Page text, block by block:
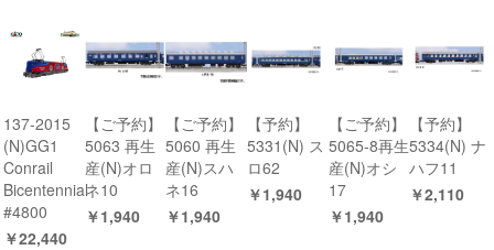
137-2015
(N)GG1
Conrail
Bicentennial
#4800
￥22,440
【ご予約】
5063 再生
産(N)オロ
ネ10
￥1,940
【ご予約】
5060 再生
産(N)スハ
ネ16
￥1,940
【予約】
5331(N) ス
ロ62
￥1,940
【ご予約】
5065-8再生
産(N)オシ
17
￥1,940
【予約】
5334(N) ナ
ハフ11
￥2,110